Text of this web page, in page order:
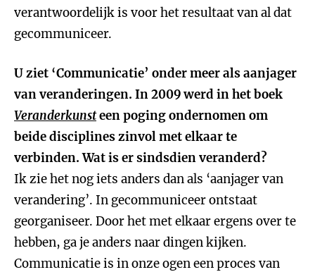
verantwoordelijk is voor het resultaat van al dat
gecommuniceer.
U ziet ‘Communicatie’ onder meer als aanjager
van veranderingen. In 2009 werd in het boek
Veranderkunsteen poging ondernomen om
beide disciplines zinvol met elkaar te
verbinden. Wat is er sindsdien veranderd?
Ik zie het nog iets anders dan als ‘aanjager van
verandering’. In gecommuniceer ontstaat
georganiseer. Door het met elkaar ergens over te
hebben, ga je anders naar dingen kijken.
Communicatie is in onze ogen een proces van